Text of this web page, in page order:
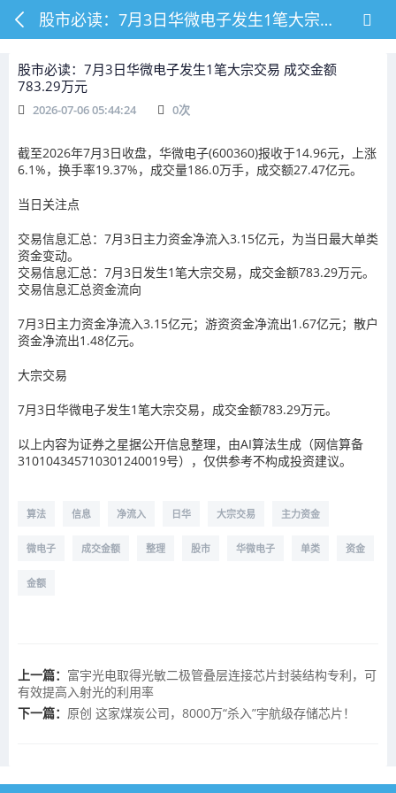
股市必读：7月3日华微电子发生1笔大宗交易 成交金额783.29万元
股市必读：7月3日华微电子发生1笔大宗交易 成交金额
783.29万元
2026-07-06 05:44:24 0次
截至2026年7月3日收盘，华微电子(600360)报收于14.96元，上涨
6.1%，换手率19.37%，成交量186.0万手，成交额27.47亿元。
当日关注点
交易信息汇总：7月3日主力资金净流入3.15亿元，为当日最大单类
资金变动。
交易信息汇总：7月3日发生1笔大宗交易，成交金额783.29万元。
交易信息汇总资金流向
7月3日主力资金净流入3.15亿元；游资资金净流出1.67亿元；散户
资金净流出1.48亿元。
大宗交易
7月3日华微电子发生1笔大宗交易，成交金额783.29万元。
以上内容为证券之星据公开信息整理，由AI算法生成（网信算备
310104345710301240019号），仅供参考不构成投资建议。
算法 信息 净流入 日华 大宗交易 主力资金
微电子 成交金额 整理 股市 华微电子 单类 资金
金额
上一篇： 富宇光电取得光敏二极管叠层连接芯片封装结构专利，可
有效提高入射光的利用率
下一篇： 原创 这家煤炭公司，8000万“杀入”宇航级存储芯片！